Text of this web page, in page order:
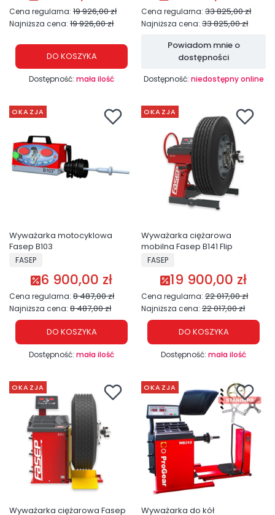
Cena regularna: 19 926,00 zł
Najniższa cena: 19 926,00 zł
DO KOSZYKA
Dostępność: mała ilość
Cena regularna: 33 825,00 zł
Najniższa cena: 33 825,00 zł
Powiadom mnie o
dostępności
Dostępność: niedostępny online
OKAZJA
Wyważarka motocyklowa
Fasep B103
PRODUCENT
FASEP
Cena promocyjna
6 900,00 zł
Cena regularna: 8 487,00 zł
Najniższa cena: 8 487,00 zł
DO KOSZYKA
Dostępność: mała ilość
OKAZJA
Wyważarka ciężarowa
mobilna Fasep B141 Flip
PRODUCENT
FASEP
Cena promocyjna
19 900,00 zł
Cena regularna: 22 017,00 zł
Najniższa cena: 22 017,00 zł
DO KOSZYKA
Dostępność: mała ilość
OKAZJA
Wyważarka ciężarowa Fasep
OKAZJA
Wyważarka do kół